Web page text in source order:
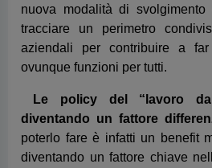
diventando un fattore chiave
accanto all'assicurazione
Molti dipendenti dichiarano
stabile di “lavorare da
per un impiego presso aziende
lavoro da ovunque fa parte del
flessibilità e di